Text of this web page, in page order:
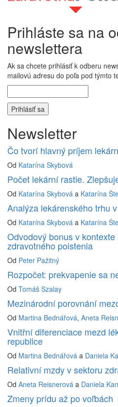
Prihláste sa na
newslettera
Ak sa chcete prihlásiť k odberu
mailovú adresu do poľa pod týmto
Newsletter
Čo tvorí hlavný príjem
Od Katarína Skybová
Počet lekární rastie.
Od Katarína Skybová a Katarína
Analýza lekárenského trhu
Od Katarína Skybová a Katarína
Odvodový bonus v
zdravotného poistenia
Od Peter Pažitný
Rozpočet: prekvapenie sa
Od Tomáš Szalay
Mezinárodní porovnání
Od Martina Bednářová, Aneta
Vnitřní diferenciace mezd
republice
Od Martina Bednářová a Daniela
Relativní mzdy v sektoru
Od Aneta Reisnerová a Daniela
Zmeny prídu až po voľbách